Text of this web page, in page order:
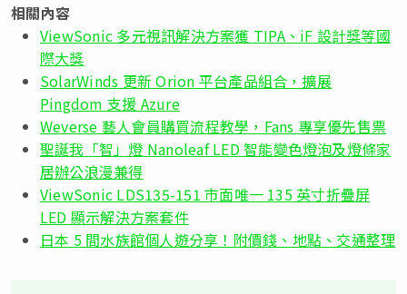
相關內容
ViewSonic 多元視訊解決方案獲 TIPA、iF 設計獎等國
際大獎
SolarWinds 更新 Orion 平台產品組合，擴展
Pingdom 支援 Azure
Weverse 藝人會員購買流程教學，Fans 專享優先售票
聖誕我「智」燈 Nanoleaf LED 智能變色燈泡及燈條家
居辦公浪漫兼得
ViewSonic LDS135-151 市面唯一 135 英寸折疊屏
LED 顯示解決方案套件
日本 5 間水族館個人遊分享！附價錢、地點、交通整理